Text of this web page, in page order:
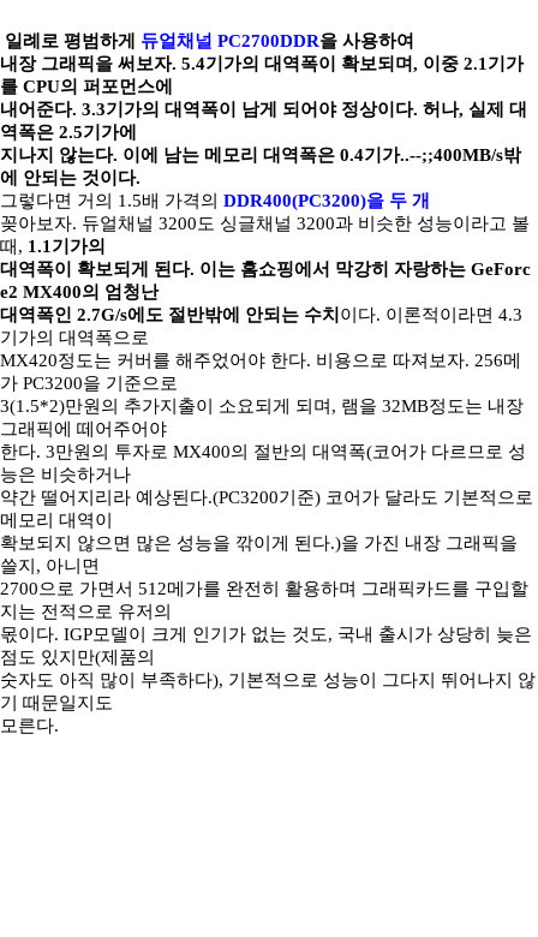
일례로 평범하게 듀얼채널 PC2700DDR을 사용하여
내장 그래픽을 써보자. 5.4기가의 대역폭이 확보되며, 이중 2.1기가
를 CPU의 퍼포먼스에
내어준다. 3.3기가의 대역폭이 남게 되어야 정상이다. 허나, 실제 대
역폭은 2.5기가에
지나지 않는다. 이에 남는 메모리 대역폭은 0.4기가..--;;400MB/s밖
에 안되는 것이다.
그렇다면 거의 1.5배 가격의 DDR400(PC3200)을 두 개
꽂아보자. 듀얼채널 3200도 싱글채널 3200과 비슷한 성능이라고 볼
때, 1.1기가의
대역폭이 확보되게 된다. 이는 홈쇼핑에서 막강히 자랑하는 GeForc
e2 MX400의 엄청난
대역폭인 2.7G/s에도 절반밖에 안되는 수치 이다. 이론적이라면 4.3
기가의 대역폭으로
MX420정도는 커버를 해주었어야 한다. 비용으로 따져보자. 256메
가 PC3200을 기준으로
3(1.5*2)만원의 추가지출이 소요되게 되며, 램을 32MB정도는 내장
그래픽에 떼어주어야
한다. 3만원의 투자로 MX400의 절반의 대역폭(코어가 다르므로 성
능은 비슷하거나
약간 떨어지리라 예상된다.(PC3200기준) 코어가 달라도 기본적으로
메모리 대역이
확보되지 않으면 많은 성능을 깎이게 된다.)을 가진 내장 그래픽을
쓸지, 아니면
2700으로 가면서 512메가를 완전히 활용하며 그래픽카드를 구입할
지는 전적으로 유저의
몫이다. IGP모델이 크게 인기가 없는 것도, 국내 출시가 상당히 늦은
점도 있지만(제품의
숫자도 아직 많이 부족하다), 기본적으로 성능이 그다지 뛰어나지 않
기 때문일지도
모른다.